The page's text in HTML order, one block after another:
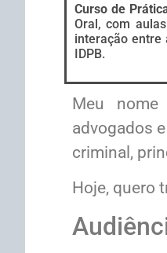
Curso de
Oral, com
interação entre
IDPB.
Meu
advogados
criminal,
Hoje, quero